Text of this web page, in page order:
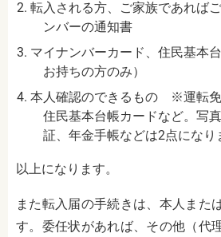
転入される方、ご家族であれば
ンバーの通知書
マイナンバーカード、住民基本
お持ちの方のみ）
本人確認のできるもの
※運転
住民基本台帳カードなど。写
証、年金手帳などは2点になり
以上になります。
また転入届の手続きは、本人また
す。委任状があれば、その他（代